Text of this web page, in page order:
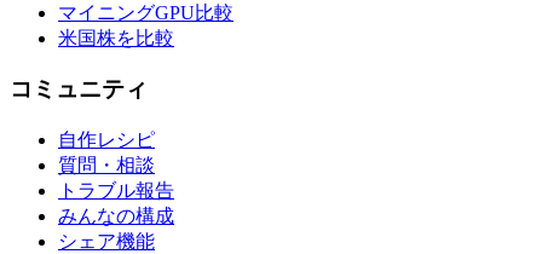
マイニングGPU比較
米国株を比較
コミュニティ
自作レシピ
質問・相談
トラブル報告
みんなの構成
シェア機能